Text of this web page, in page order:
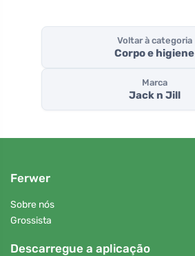
Voltar à categoria
Corpo e higiene
Marca
Jack n Jill
Ferwer
Sobre nós
Grossista
Descarregue a aplicação